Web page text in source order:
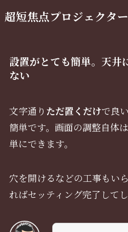
超短焦点プロジェクタ
設置がとても簡単。天井
ない
文字通り ただ置くだけで良
簡単です。画面の調整自体
単にできます。
穴を開けるなどの工事もい
ればセッティング完了してし